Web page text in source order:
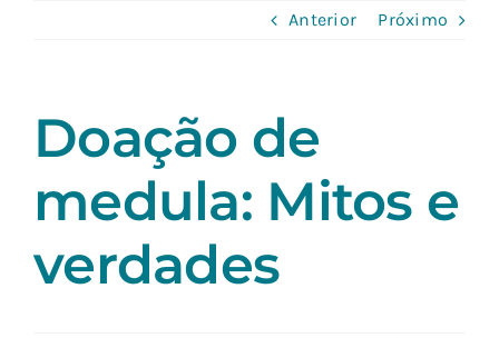
Anterior Próximo
Doação de
medula: Mitos e
verdades